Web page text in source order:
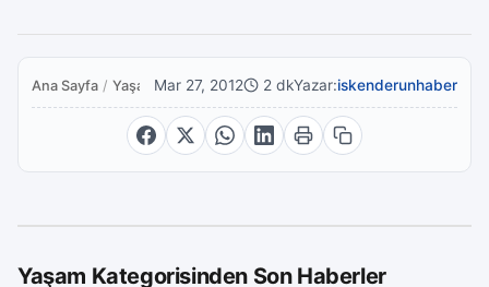
Ana Sayfa / YaşamMar 27, 2012 2 dkYazar:iskenderunhaber
Yaşam Kategorisinden Son Haberler